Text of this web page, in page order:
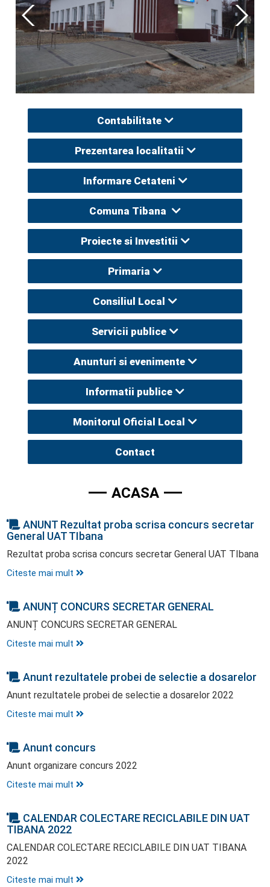
Contabilitate
Prezentarea localitatii
Informare Cetateni
Comuna Tibana
Proiecte si Investitii
Primaria
Consiliul Local
Servicii publice
Anunturi si evenimente
Informatii publice
Monitorul Oficial Local
Contact
ACASA
ANUNT Rezultat proba scrisa concurs secretar
General UAT TIbana
Rezultat proba scrisa concurs secretar General UAT TIbana
Citeste mai mult
ANUNȚ CONCURS SECRETAR GENERAL
ANUNȚ CONCURS SECRETAR GENERAL
Citeste mai mult
Anunt rezultatele probei de selectie a dosarelor
Anunt rezultatele probei de selectie a dosarelor 2022
Citeste mai mult
Anunt concurs
Anunt organizare concurs 2022
Citeste mai mult
CALENDAR COLECTARE RECICLABILE DIN UAT
TIBANA 2022
CALENDAR COLECTARE RECICLABILE DIN UAT TIBANA
2022
Citeste mai mult